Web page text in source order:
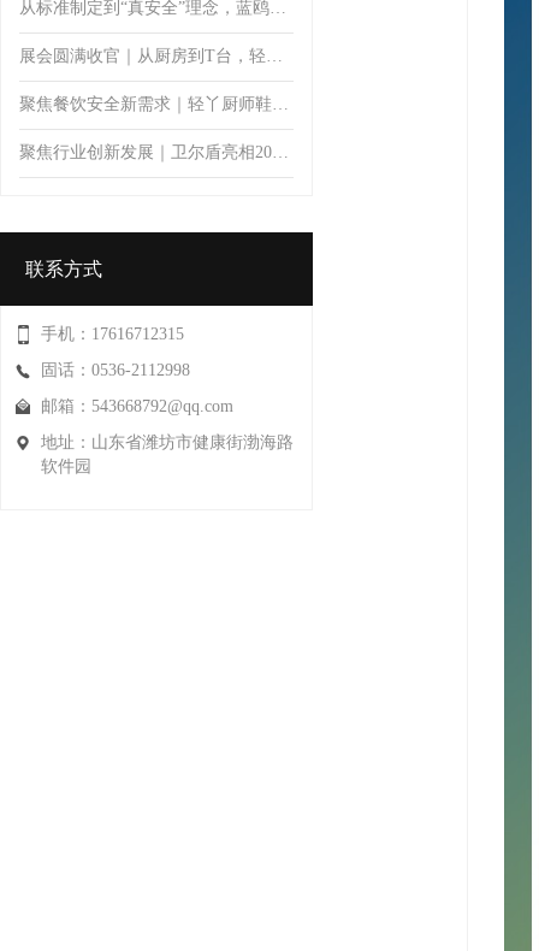
从标准制定到“真安全”理念，蓝鸥盾推动安全鞋防护升级
展会圆满收官｜从厨房到T台，轻丫以专业防滑科技开启厨师鞋新体验
聚焦餐饮安全新需求｜轻丫厨师鞋亮相第11届郑州餐饮博览会，首日人气火爆引关注
聚焦行业创新发展｜卫尔盾亮相2026中国橡胶工业协会鞋业分会会员大会暨制鞋行业技术论坛
联系方式
手机：17616712315
固话：0536-2112998
邮箱：543668792@qq.com
地址：山东省潍坊市健康街渤海路
软件园